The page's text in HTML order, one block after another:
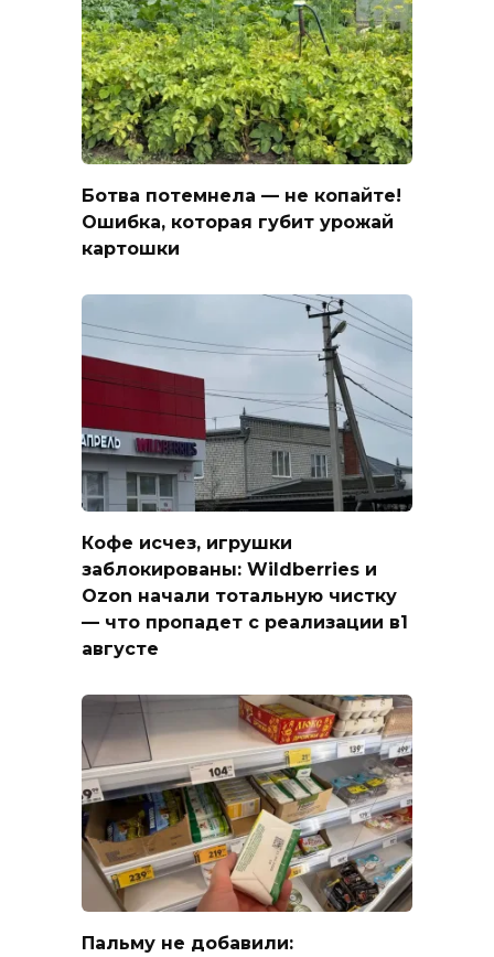
Ботва потемнела — не копайте!
Ошибка, которая губит урожай
картошки
Кофе исчез, игрушки
заблокированы: Wildberries и
Ozon начали тотальную чистку
— что пропадет с реализации в1
августе
Пальму не добавили: